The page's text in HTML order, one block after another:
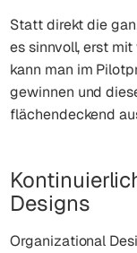
Statt direkt die
es sinnvoll, erst
kann man im
gewinnen und
flächendeckend
Designs
Organizational